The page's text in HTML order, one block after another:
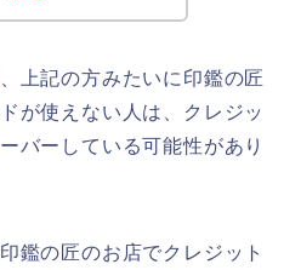
上記の方みたいに印鑑の匠
が使えない人は、クレジッ
バーしている可能性があり
鑑の匠のお店でクレジット